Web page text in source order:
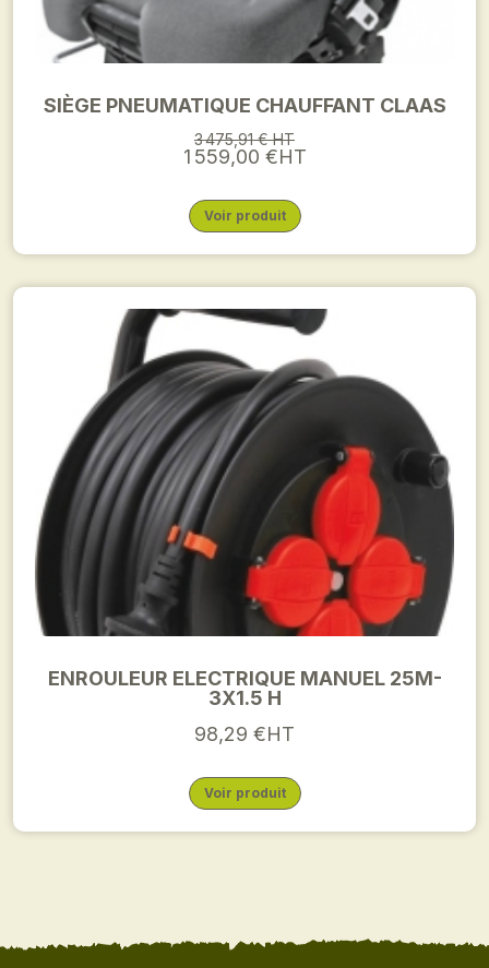
SIÈGE PNEUMATIQUE CHAUFFANT CLAAS
3 475,91 € HT
1 559,00 €HT
Voir produit
ENROULEUR ELECTRIQUE MANUEL 25M-
3X1.5 H
98,29 €HT
Voir produit